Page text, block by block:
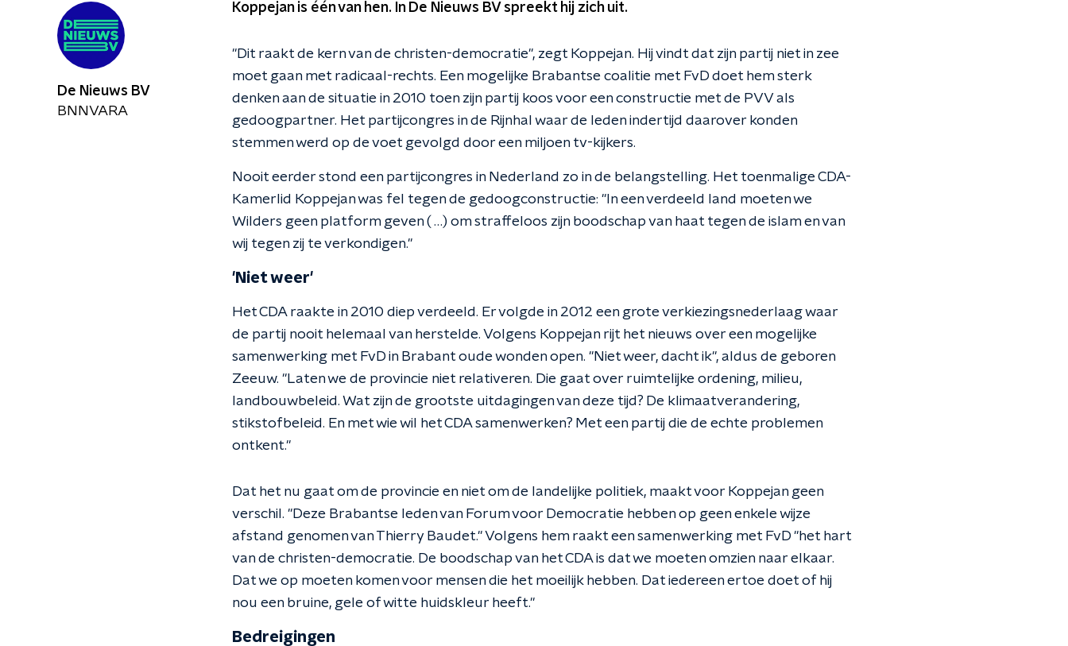
Koppejan is één van hen. In De Nieuws BV spreekt hij zich uit.
"Dit raakt de kern van de christen-democratie", zegt Koppejan. Hij vindt dat zijn partij niet in zee
moet gaan met radicaal-rechts. Een mogelijke Brabantse coalitie met FvD doet hem sterk
denken aan de situatie in 2010 toen zijn partij koos voor een constructie met de PVV als
gedoogpartner. Het partijcongres in de Rijnhal waar de leden indertijd daarover konden
stemmen werd op de voet gevolgd door een miljoen tv-kijkers.
Nooit eerder stond een partijcongres in Nederland zo in de belangstelling. Het toenmalige CDA-
Kamerlid Koppejan was fel tegen de gedoogconstructie: "In een verdeeld land moeten we
Wilders geen platform geven ( …) om straffeloos zijn boodschap van haat tegen de islam en van
wij tegen zij te verkondigen."
'Niet weer'
Het CDA raakte in 2010 diep verdeeld. Er volgde in 2012 een grote verkiezingsnederlaag waar
de partij nooit helemaal van herstelde. Volgens Koppejan rijt het nieuws over een mogelijke
samenwerking met FvD in Brabant oude wonden open. "Niet weer, dacht ik", aldus de geboren
Zeeuw. "Laten we de provincie niet relativeren. Die gaat over ruimtelijke ordening, milieu,
landbouwbeleid. Wat zijn de grootste uitdagingen van deze tijd? De klimaatverandering,
stikstofbeleid. En met wie wil het CDA samenwerken? Met een partij die de echte problemen
ontkent."
Dat het nu gaat om de provincie en niet om de landelijke politiek, maakt voor Koppejan geen
verschil. "Deze Brabantse leden van Forum voor Democratie hebben op geen enkele wijze
afstand genomen van Thierry Baudet." Volgens hem raakt een samenwerking met FvD "het hart
van de christen-democratie. De boodschap van het CDA is dat we moeten omzien naar elkaar.
Dat we op moeten komen voor mensen die het moeilijk hebben. Dat iedereen ertoe doet of hij
nou een bruine, gele of witte huidskleur heeft."
Bedreigingen
De Nieuws BV
BNNVARA